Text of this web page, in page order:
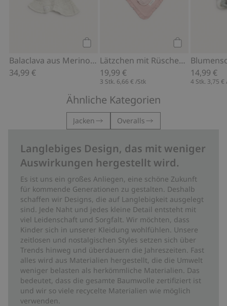
Balaclava aus Merinowolle
34,99 €
Lätzchen mit Rüschen im 3er-Pack
19,99 €
3 Stk. 6,66 € /Stk
14,99 €
4 Stk. 3,75 €
Ähnliche Kategorien
Jacken Overalls
Langlebiges Design, das mit weniger
Auswirkungen hergestellt wird.
Es ist uns ein großes Anliegen, eine schöne Zukunft
für kommende Generationen zu gestalten. Deshalb
schaffen wir Designs, die auf Langlebigkeit ausgelegt
sind. Jede Naht und jedes kleine Detail entsteht mit
viel Leidenschaft und Sorgfalt. Wir möchten, dass
Kinder sich in unserer Kleidung wohlfühlen. Unsere
zeitlosen und nostalgischen Styles setzen sich über
Trends hinweg und überdauern die Jahreszeiten. Fast
alles wird aus Materialien hergestellt, die die Umwelt
weniger belasten als herkömmliche Materialien. Das
bedeutet, dass die gesamte Baumwolle zertifiziert ist
und wir so viele recycelte Materialien wie möglich
verwenden.